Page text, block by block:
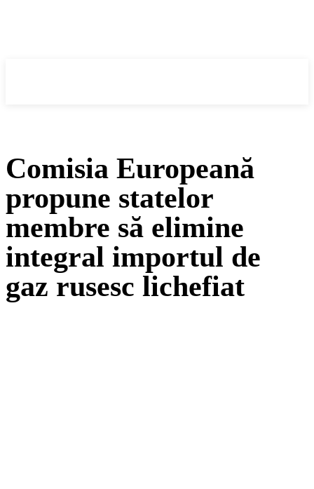
Comisia Europeană
propune statelor
membre să elimine
integral importul de
gaz rusesc lichefiat